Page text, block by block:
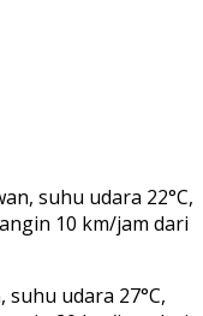
suhu udara 22°C,
10 km/jam dari
suhu udara 27°C,